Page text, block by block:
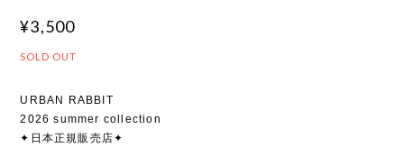
¥3,500
SOLD OUT
URBAN RABBIT
2026 summer collection
✦日本正規販売店✦